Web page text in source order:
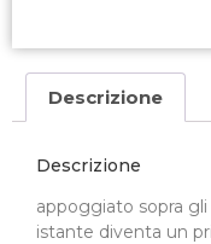
Descrizione
Descrizione
appoggiato sopra
istante diventa un